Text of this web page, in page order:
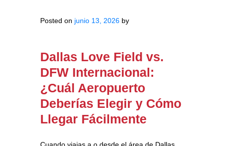
Posted on junio 13, 2026 by
Dallas Love Field vs.
DFW Internacional:
¿Cuál Aeropuerto
Deberías Elegir y Cómo
Llegar Fácilmente
Cuando viajas a o desde el área de Dallas,